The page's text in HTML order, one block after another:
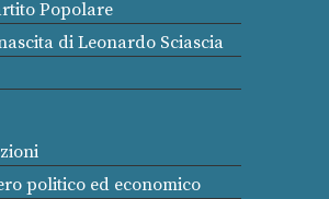
Popolare
di Leonardo Sciascia
politico ed economico